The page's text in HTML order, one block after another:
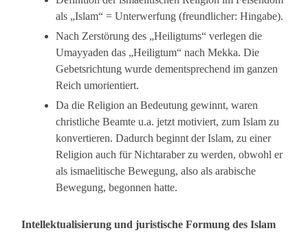
als „Islam“ = Unterwerfung (freundlicher: Hingabe).
Nach Zerstörung des „Heiligtums“ verlegen die
Umayyaden das „Heiligtum“ nach Mekka. Die
Gebetsrichtung wurde dementsprechend im ganzen
Reich umorientiert.
Da die Religion an Bedeutung gewinnt, waren
christliche Beamte u.a. jetzt motiviert, zum Islam zu
konvertieren. Dadurch beginnt der Islam, zu einer
Religion auch für Nichtaraber zu werden, obwohl er
als ismaelitische Bewegung, also als arabische
Bewegung, begonnen hatte.
Intellektualisierung und juristische Formung des Islam